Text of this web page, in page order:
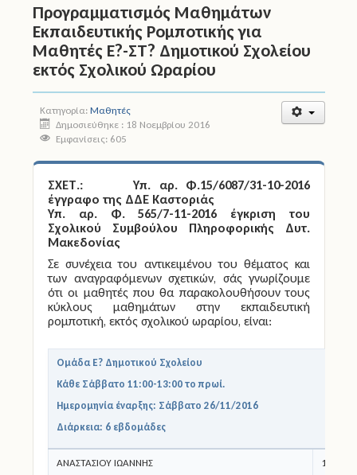
Νομοθεσία
Άδειες
Έντυπα
Πολιτική Προστασία
Επικοινωνία
Προγραμματισμός Μαθημάτων
Εκπαιδευτικής Ρομποτικής για
Μαθητές Ε?-ΣΤ? Δημοτικού Σχολείου
εκτός Σχολικού Ωραρίου
Κατηγορία: Μαθητές
Δημοσιεύθηκε : 18 Νοεμβρίου 2016
Εμφανίσεις: 605
ΣΧΕΤ.: Υπ. αρ. Φ.15/6087/31-10-2016
έγγραφο της ΔΔΕ Καστοριάς
Υπ. αρ. Φ. 565/7-11-2016 έγκριση του
Σχολικού Συμβούλου Πληροφορικής Δυτ.
Μακεδονίας
Σε συνέχεια του αντικειμένου του θέματος και
των αναγραφόμενων σχετικών, σάς γνωρίζουμε
ότι οι μαθητές που θα παρακολουθήσουν τους
κύκλους μαθημάτων στην εκπαιδευτική
ρομποτική, εκτός σχολικού ωραρίου, είναι:
Ομάδα Ε? Δημοτικού Σχολείου
Κάθε Σάββατο 11:00-13:00 το πρωί.
Ημερομηνία έναρξης: Σάββατο 26/11/2016
Διάρκεια: 6 εβδομάδες
ΑΝΑΣΤΑΣΙΟΥ ΙΩΑΝΝΗΣ 1ο Δ.Σ.